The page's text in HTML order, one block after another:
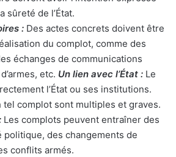
sûreté de l’État.
: Des actes concrets doivent être
du complot, comme des
échanges de communications
etc. Un lien avec l’État : Le
l’État ou ses institutions.
tel complot sont multiples et graves.
Les complots peuvent entraîner des
politique, des changements de
conflits armés.